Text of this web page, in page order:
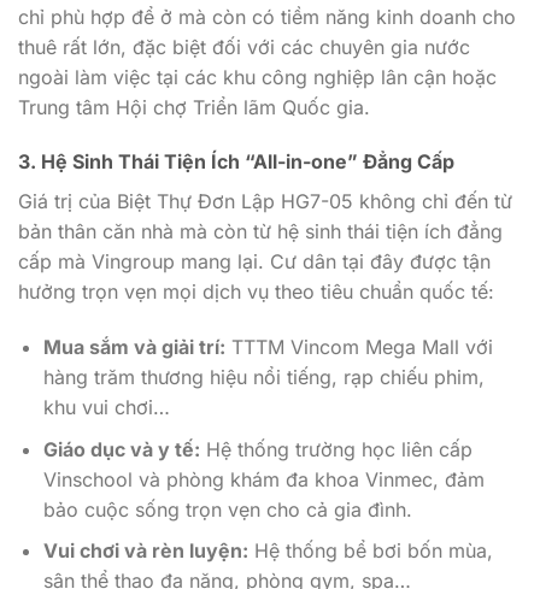
chỉ phù hợp để ở mà còn có tiềm năng kinh doanh cho
thuê rất lớn, đặc biệt đối với các chuyên gia nước
ngoài làm việc tại các khu công nghiệp lân cận hoặc
Trung tâm Hội chợ Triển lãm Quốc gia.
3. Hệ Sinh Thái Tiện Ích “All-in-one” Đẳng Cấp
Giá trị của Biệt Thự Đơn Lập HG7-05 không chỉ đến từ
bản thân căn nhà mà còn từ hệ sinh thái tiện ích đẳng
cấp mà Vingroup mang lại. Cư dân tại đây được tận
hưởng trọn vẹn mọi dịch vụ theo tiêu chuẩn quốc tế:
Mua sắm và giải trí: TTTM Vincom Mega Mall với
hàng trăm thương hiệu nổi tiếng, rạp chiếu phim,
khu vui chơi…
Giáo dục và y tế: Hệ thống trường học liên cấp
Vinschool và phòng khám đa khoa Vinmec, đảm
bảo cuộc sống trọn vẹn cho cả gia đình.
Vui chơi và rèn luyện: Hệ thống bể bơi bốn mùa,
sân thể thao đa năng, phòng gym, spa…